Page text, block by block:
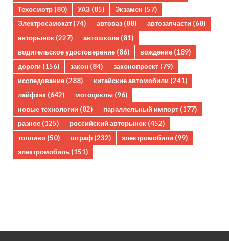
Техосмотр (80) УАЗ (85) Экзамен (57)
Электросамокат (74) автоваз (88) автозапчасти (68)
авторынок (227) автошкола(81)
водительское удостоверение (86) вождение (189)
дороги (156) закон (84) законопроект (79)
исследование (288) китайские автомобили (241)
лайфхак (642) мотоциклы (96)
новые технологии (82) параллельный импорт (177)
разное (125) российский авторынок (452)
топливо (50) штраф (232) электромобили (99)
электромобиль (151)